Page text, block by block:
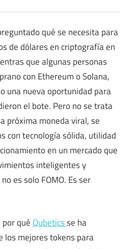
qué se necesita para
de dólares en criptografía en
que algunas personas
con Ethereum o Solana,
una nueva oportunidad para
el bote. Pero no se trata
próxima moneda viral, se
con tecnología sólida, utilidad
en un mercado que
inteligentes y
es solo FOMO. Es ser
qué Qubeticsse ha
los mejores tokens para